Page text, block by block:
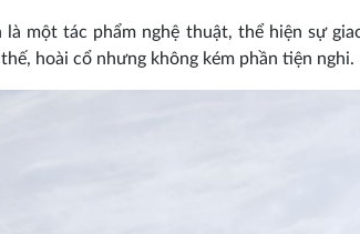
một tác phẩm nghệ thuật, thể hiện sự
hoài cổ nhưng không kém phần tiện nghi.